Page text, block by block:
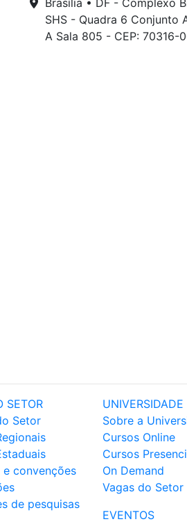
Brasília • DF - Complexo
SHS - Quadra 6 Conjunto
A Sala 805 - CEP: 70316-
SETOR
Setor
convenções
de pesquisas
UNIVERSIDADE
Sobre a
Cursos Online
Cursos
On Demand
Vagas do Setor
EVENTOS